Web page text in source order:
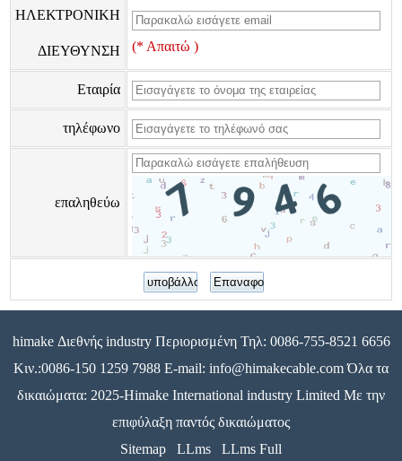
ΗΛΕΚΤΡΟΝΙΚΗ
ΔΙΕΥΘΥΝΣΗ (* Απαιτώ )
Εταιρία
τηλέφωνο
επαληθεύω
himake Διεθνής industry Περιορισμένη Τηλ: 0086-755-8521 6656
Κιν.:0086-150 1259 7988 E-mail: info@himakecable.com Όλα τα
δικαιώματα: 2025-Himake International industry Limited Με την
επιφύλαξη παντός δικαιώματος
Sitemap
LLms LLms Full